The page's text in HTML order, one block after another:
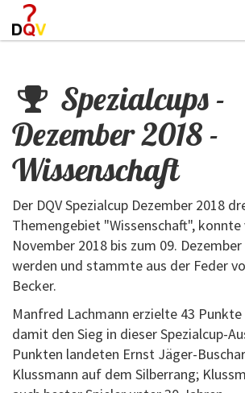
Spezialcups -
Dezember 2018 -
Wissenschaft
Der DQV Spezialcup Dezember 2018
Themengebiet "Wissenschaft", konnte
November 2018 bis zum 09.
werden und stammte aus der Feder
Becker.
Manfred Lachmann erzielte 43
damit den Sieg in dieser Spezialcup-
Punkten landeten Ernst Jäger-
Klussmann auf dem Silberrang;